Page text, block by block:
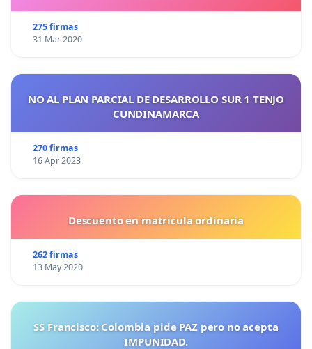
275 firmas
31 Mar 2020
NO AL PLAN PARCIAL DE DESARROLLO SUR 1 TENJO
CUNDINAMARCA
270 firmas
16 Apr 2023
Descuento en matricula ordinaria
262 firmas
13 May 2020
SS Francisco: Colombia pide PAZ pero no acepta
IMPUNIDAD.